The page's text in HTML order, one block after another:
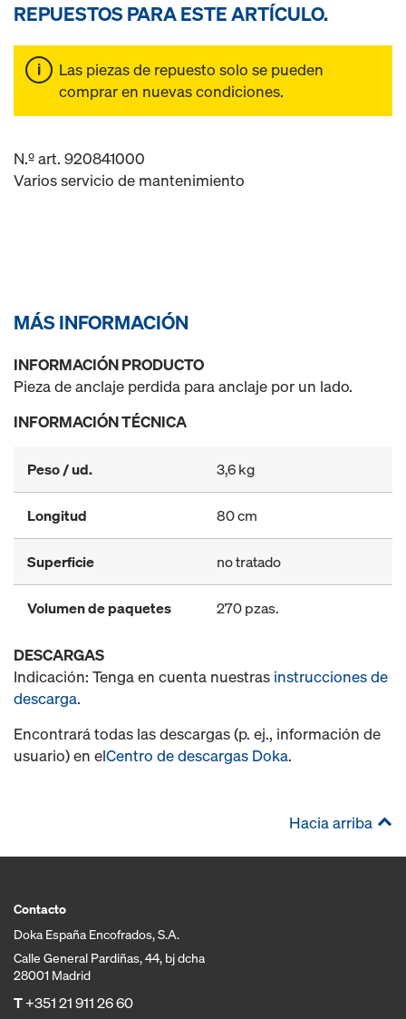
REPUESTOS PARA ESTE ARTÍCULO.
Las piezas de repuesto solo se pueden
comprar en nuevas condiciones.
N.º art. 920841000
Varios servicio de mantenimiento
MÁS INFORMACIÓN
INFORMACIÓN PRODUCTO
Pieza de anclaje perdida para anclaje por un lado.
INFORMACIÓN TÉCNICA
Peso / ud. 3,6 kg
Longitud 80 cm
Superficie no tratado
Volumen de paquetes 270 pzas.
DESCARGAS
Indicación: Tenga en cuenta nuestras instrucciones de
descarga.
Encontrará todas las descargas (p. ej., información de
usuario) en elCentro de descargas Doka.
Hacia arriba
Contacto
Doka España Encofrados, S.A.
Calle General Pardiñas, 44, bj dcha
28001 Madrid
T+351 21 911 26 60